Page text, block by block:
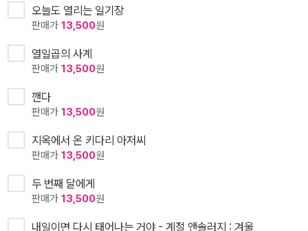
오늘도 열리는 일기장
판매가 13,500원
열일곱의 사계
판매가 13,500원
깬다
판매가 13,500원
지옥에서 온 키다리 아저씨
판매가 13,500원
두 번째 달에게
판매가 13,500원
내일이면 다시 태어나는 거야 - 계절 앤솔러지 : 겨울